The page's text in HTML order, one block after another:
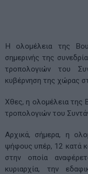
Η ολομέλεια της
σημερινής της
τροπολογιών του
κυβέρνηση της χώρας
Χθες, η ολομέλεια της
τροπολογιών του
Αρχικά, σήμερα, η
ψήφους υπέρ, 12 κατά
στην οποία
κυριαρχία, την